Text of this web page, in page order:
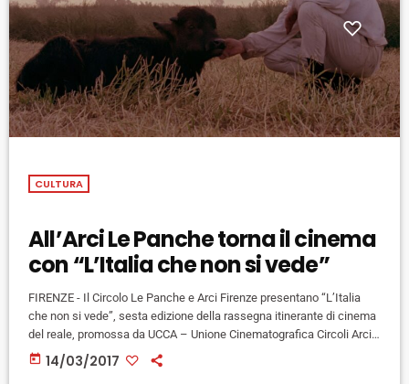
CULTURA
All’Arci Le Panche torna il cinema
con “L’Italia che non si vede”
FIRENZE - Il Circolo Le Panche e Arci Firenze presentano “L’Italia
che non si vede”, sesta edizione della rassegna itinerante di cinema
del reale, promossa da UCCA – Unione Cinematografica Circoli Arci,
che da stasera al 18 aprile e per il secondo anno consecutivo si
ferma nel circolo di via Caccini. In proiezione quest'anno un David di
today 14/03/2017